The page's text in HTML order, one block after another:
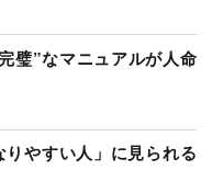
璧”なマニュアルが人命
りやすい人」に見られる